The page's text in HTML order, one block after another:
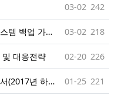
03-02 242
랜섬웨어 대응을 위한 안전한 정보시스템 백업 가이드 03-02 218
대응전략 02-20 226
악성코드 은닉사이트 탐지 동향 보고서(2017년 하반기) 01-25 221